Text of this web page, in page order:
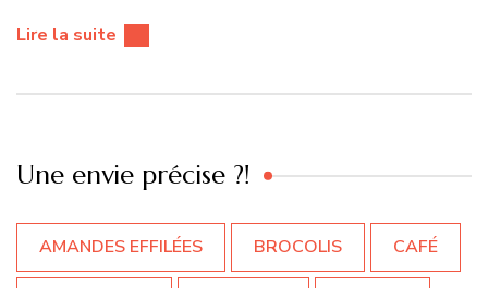
Lire la suite
Une envie précise ?!
AMANDES EFFILÉES BROCOLIS CAFÉ